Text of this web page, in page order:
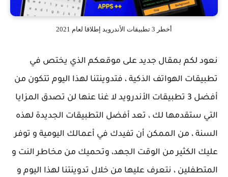
أخطر 3 تطبيقات الأندرويد إطلاقا لعام 2021
نعود لكم بمقال جديد على موقعكم الذي يختص في
تطبيقات الهواتف الذكية ، فتدوينتنا لهذا اليوم تتكون من
أفضل 3 تطبيقات الأندرويد لا غنا عنها لن تصدق المزايا
التي ستقدمها لك ، تعد أفضل التطبيقات الجديدة لهذه
السنة ، من الممكن أن تفيدك في أعمالك اليومية و توفر
عليك الكثير من الوقت الجهد، وتحميك من مخاطر النت و
المتطفلين ، نتعرف عليها من خلال تدوينتنا لهذا اليوم و